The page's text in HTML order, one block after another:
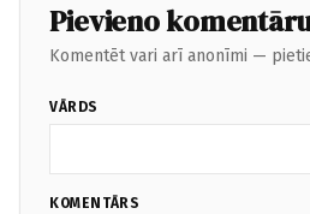
Pievieno
Komentēt vari arī anonīmi —
VĀRDS
KOMENTĀRS